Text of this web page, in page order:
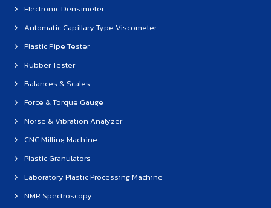
Electronic Densimeter
Automatic Capillary Type Viscometer
Plastic Pipe Tester
Rubber Tester
Balances & Scales
Force & Torque Gauge
Noise & Vibration Analyzer
CNC Milling Machine
Plastic Granulators
Laboratory Plastic Processing Machine
NMR Spectroscopy